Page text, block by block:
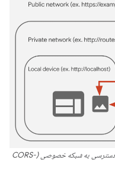
ارتباط بین شبکه های عمومی، خصوصی و محلی در دسترسی به شبکه خصوصی (CORS-